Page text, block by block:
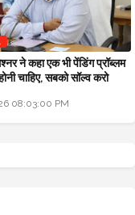
ने कहा एक भी पेंडिंग प्रॉब्लम
चाहिए, सबको सॉल्व करो
08:03:00 PM